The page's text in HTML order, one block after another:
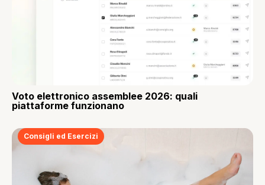
Voto elettronico assemblee 2026: quali
piattaforme funzionano
Consigli ed Esercizi